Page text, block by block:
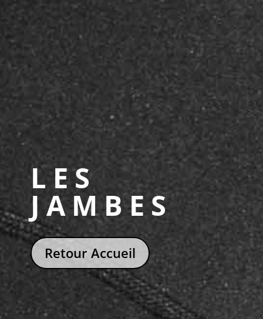
LES
JAMBES
Retour Accueil